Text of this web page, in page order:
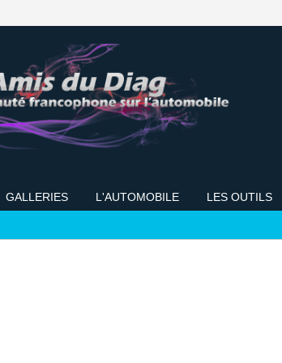
GALLERIES L'AUTOMOBILE LES OUTILS